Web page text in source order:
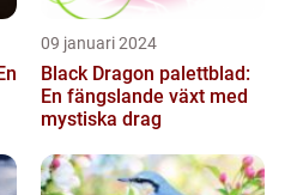
09 januari 2024
Black Dragon palettblad:
En fängslande växt med
mystiska drag